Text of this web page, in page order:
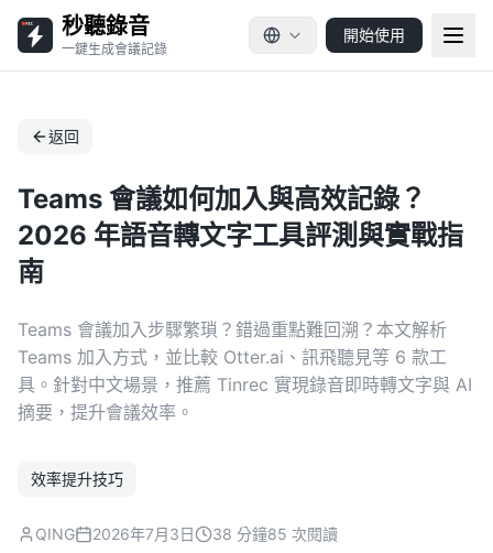
秒聽錄音
一鍵生成會議記錄
開始使用
返回
Teams 會議如何加入與高效記錄？
2026 年語音轉文字工具評測與實戰指
南
Teams 會議加入步驟繁瑣？錯過重點難回溯？本文解析
Teams 加入方式，並比較 Otter.ai、訊飛聽見等 6 款工
具。針對中文場景，推薦 Tinrec 實現錄音即時轉文字與 AI
摘要，提升會議效率。
效率提升技巧
QING 2026年7月3日 38 分鐘85 次閱讀